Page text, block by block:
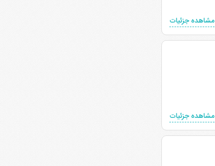
مشاهده جزئیات
مشاهده جزئیات